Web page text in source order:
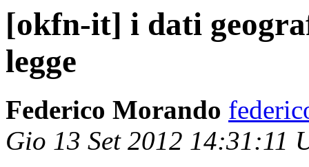
[okfn-it] i dati
legge
Federico Morando
Gio 13 Set 2012 14:31:11